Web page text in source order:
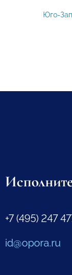
Юго-
+7 (495) 247
id@opora.ru